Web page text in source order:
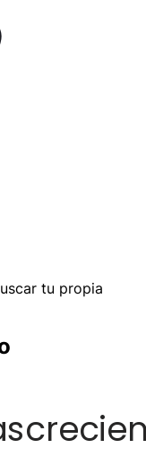
tu propia